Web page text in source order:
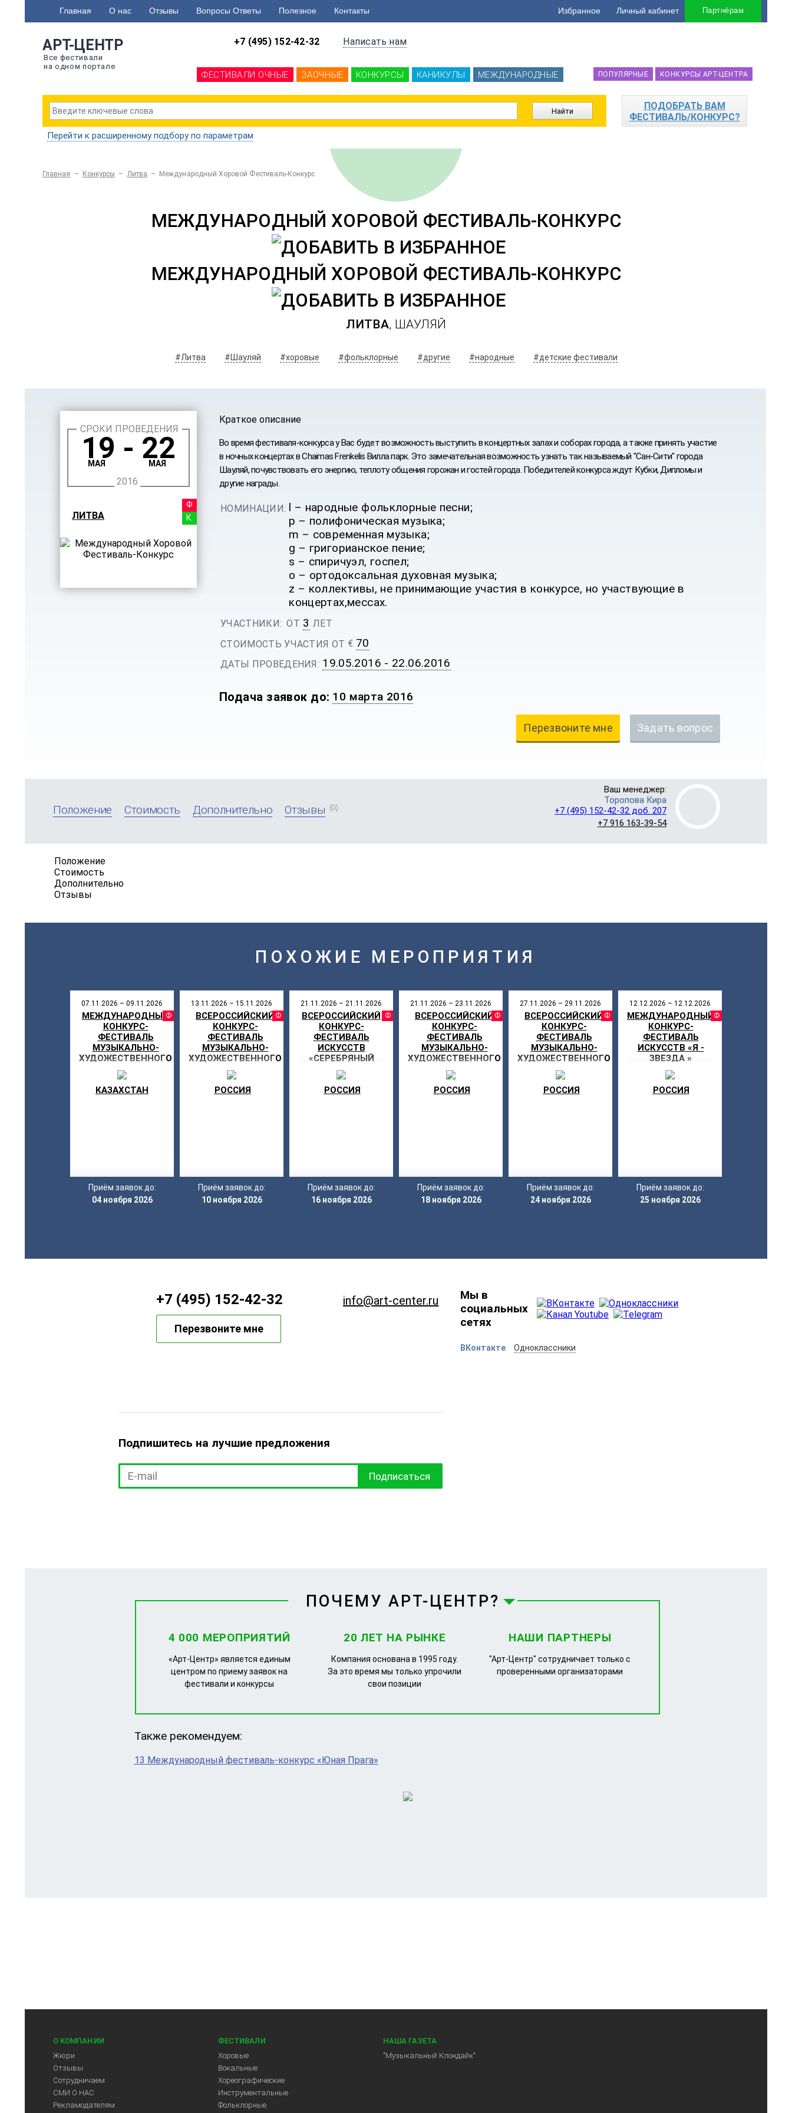
Главная О нас Отзывы Вопросы Ответы Полезное Контакты Партнёрам
Личный кабинет
Избранное
АРТ-ЦЕНТР
Все фестивали
на одном портале
+7 (495) 152-42-32 Написать нам
ФЕСТИВАЛИ ОЧНЫЕ ЗАОЧНЫЕ КОНКУРСЫ КАНИКУЛЫ МЕЖДУНАРОДНЫЕ КОНКУРСЫ АРТ-ЦЕНТРА
ПОПУЛЯРНЫЕ
ПОДОБРАТЬ ВАМ
ФЕСТИВАЛЬ/КОНКУРС?
Перейти к расширенному подбору по параметрам
Главная – Конкурсы – Литва – Международный Хоровой Фестиваль-Конкурс
МЕЖДУНАРОДНЫЙ ХОРОВОЙ ФЕСТИВАЛЬ-КОНКУРС
МЕЖДУНАРОДНЫЙ ХОРОВОЙ ФЕСТИВАЛЬ-КОНКУРС
ЛИТВА, ШАУЛЯЙ
#Литва #Шауляй #хоровые #фольклорные #другие #народные #детские фестивали
СРОКИ ПРОВЕДЕНИЯ
19 - 22
МАЯ МАЯ
2016
ФЕСТИВАЛЬ
КОНКУРС
ЛИТВА
Краткое описание
Во время фестиваля-конкурса у Вас будет возможность выступить в концертных залах и соборах города, а также принять участие
в ночных концертах в Chaimas Frenkelis Вилла парк. Это замечательная возможность узнать так называемый "Сан-Сити" города
Шауляй, почувствовать его энергию, теплоту общения горожан и гостей города. Победителей конкурса ждут Кубки, Дипломы и
другие награды.
НОМИНАЦИИ: l – народные фольклорные песни;
p – полифоническая музыка;
m – современная музыка;
g – григорианское пение;
s – спиричуэл, госпел;
o – ортодоксальная духовная музыка;
z – коллективы, не принимающие участия в конкурсе, но участвующие в
концертах,мессах.
УЧАСТНИКИ: ОТ 3 ЛЕТ
СТОИМОСТЬ УЧАСТИЯ ОТ € 70
ДАТЫ ПРОВЕДЕНИЯ: 19.05.2016 - 22.06.2016
Подача заявок до: 10 марта 2016
Перезвоните мне Задать вопрос
Ваш менеджер:
Торопова Кира
+7 (495) 152-42-32 доб. 207
+7 916 163-39-54
Положение Стоимость Дополнительно Отзывы (0)
Положение
Стоимость
Дополнительно
Отзывы
ПОХОЖИЕ МЕРОПРИЯТИЯ
07.11.2026 – 09.11.2026
ФЕСТИВАЛЬ
МЕЖДУНАРОДНЫЙ
КОНКУРС-
ФЕСТИВАЛЬ
МУЗЫКАЛЬНО-
ХУДОЖЕСТВЕННОГО
ТВОРЧЕСТВА «МОЯ
ЗВЕЗДА»
КАЗАХСТАН
Приём заявок до:
04 ноября 2026
13.11.2026 – 15.11.2026
ФЕСТИВАЛЬ
ВСЕРОССИЙСКИЙ
КОНКУРС-
ФЕСТИВАЛЬ
МУЗЫКАЛЬНО-
ХУДОЖЕСТВЕННОГО
ТВОРЧЕСТВА «МОЯ
ЗВЕЗДА»
РОССИЯ
Приём заявок до:
10 ноября 2026
21.11.2026 – 21.11.2026
ФЕСТИВАЛЬ
ВСЕРОССИЙСКИЙ
КОНКУРС-
ФЕСТИВАЛЬ
ИСКУССТВ
«СЕРЕБРЯНЫЙ
АИСТ» В ТУЛЕ
РОССИЯ
Приём заявок до:
16 ноября 2026
21.11.2026 – 23.11.2026
ФЕСТИВАЛЬ
ВСЕРОССИЙСКИЙ
КОНКУРС-
ФЕСТИВАЛЬ
МУЗЫКАЛЬНО-
ХУДОЖЕСТВЕННОГО
ТВОРЧЕСТВА «МОЯ
ЗВЕЗДА»
РОССИЯ
Приём заявок до:
18 ноября 2026
27.11.2026 – 29.11.2026
ФЕСТИВАЛЬ
ВСЕРОССИЙСКИЙ
КОНКУРС-
ФЕСТИВАЛЬ
МУЗЫКАЛЬНО-
ХУДОЖЕСТВЕННОГО
ТВОРЧЕСТВА «МОЯ
ЗВЕЗДА»
РОССИЯ
Приём заявок до:
24 ноября 2026
12.12.2026 – 12.12.2026
МЕЖДУНАРОДНЫЙ
КОНКУРС-
ФЕСТИВАЛЬ
ИСКУССТВ «Я -
ЗВЕЗДА »
РОССИЯ
Приём заявок до:
25 ноября 2026
+7 (495) 152-42-32
Перезвоните мне
info@art-center.ru
Подпишитесь на лучшие предложения
Подписаться
Мы в
социальных
сетях
ВКонтакте Одноклассники
ПОЧЕМУ АРТ-ЦЕНТР?
4 000 МЕРОПРИЯТИЙ
«Арт-Центр» является единым
центром по приему заявок на
фестивали и конкурсы
20 ЛЕТ НА РЫНКЕ
Компания основана в 1995 году.
За это время мы только упрочили
свои позиции
НАШИ ПАРТНЕРЫ
"Арт-Центр" сотрудничает только с
проверенными организаторами
Также рекомендуем:
13 Международный фестиваль-конкурс «Юная Прага»
О КОМПАНИИ
Жюри
Отзывы
Сотрудничаем
СМИ О НАС
Рекламодателям
ФЕСТИВАЛИ
Хоровые
Вокальные
Хореографические
Инструментальные
Фольклорные
НАША ГАЗЕТА
"Музыкальный Клондайк"